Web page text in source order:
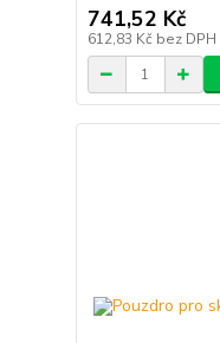
741,52 Kč
612,83 Kč bez DPH